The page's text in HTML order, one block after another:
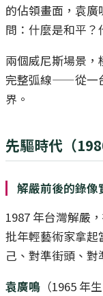
的佔領畫面，袁
問：什麼是和平？
兩個威尼斯場景
完整弧線——從一
界。
先驅時代（
解嚴前後的錄像
1987 年台灣解嚴
批年輕藝術家拿起
己、對準街頭、對
袁廣鳴 （1965 年